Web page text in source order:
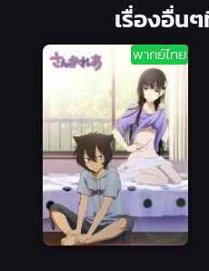
เรื่องอื่น
พากย์ไทย